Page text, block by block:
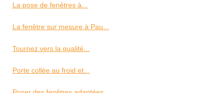
La pose de fenêtres à...
La fenêtre sur mesure à Pau...
Tournez vers la qualité...
Porte collée au froid et...